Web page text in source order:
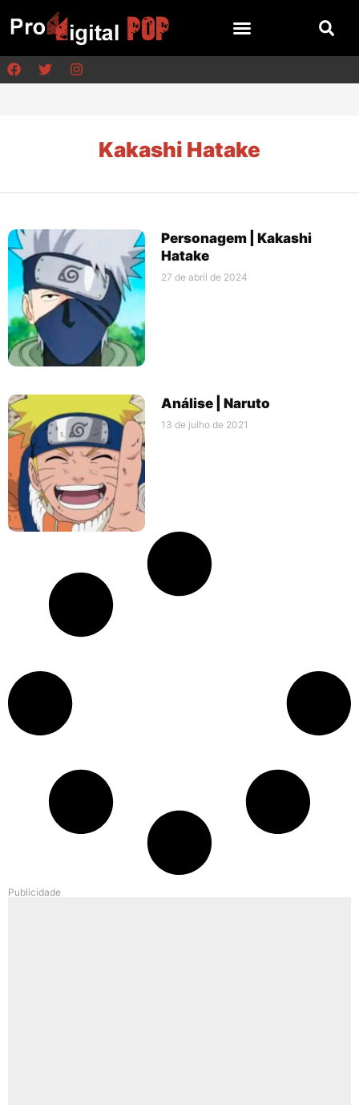
Kakashi Hatake
Personagem | Kakashi
Hatake
27 de abril de 2024
Análise | Naruto
13 de julho de 2021
Publicidade